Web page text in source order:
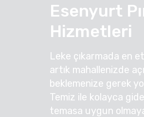
Esenyurt
Hizmetleri
Leke çıkarmada en
artık mahallenizde
beklemenize gerek
Temiz ile kolayca
temasa uygun